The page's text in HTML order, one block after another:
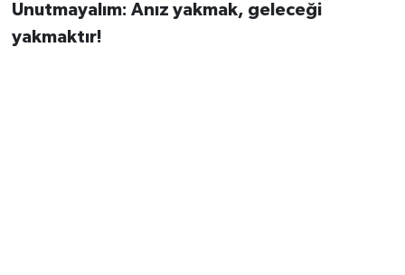
Unutmayalım: Anız yakmak, geleceği
yakmaktır!